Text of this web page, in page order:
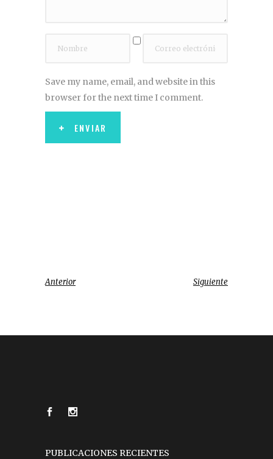
Save my name, email, and website in this
browser for the next time I comment.
ENVIAR
Anterior Siguiente
PUBLICACIONES RECIENTES